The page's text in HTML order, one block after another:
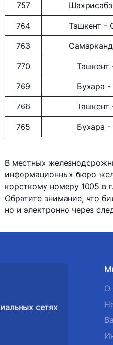
757
764 Ташкент -
763
770 Ташкент
769 Бухара -
766 Ташкент
765 Бухара -
В местных
информационных бюро
короткому номеру 1005 в
Обратите внимание, что
но и электронно через
сетях
О